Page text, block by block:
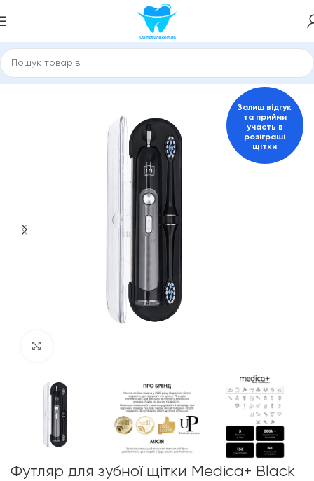
Головна Електричні зубні щітки
Залиш відгук
та прийми
участь в
розіграші
щітки
Футляр для зубної щітки Medica+ Black